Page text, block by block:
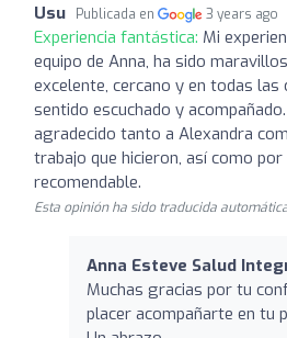
Usu Publicada en 3 years ago
Experiencia fantástica: Mi
equipo de Anna, ha sido
excelente, cercano y en todas las
sentido escuchado y
agradecido tanto a Alexandra
trabajo que hicieron, así como por
recomendable.
Esta opinión ha sido traducida
Anna Esteve Salud
Muchas gracias por tu
placer acompañarte en tu